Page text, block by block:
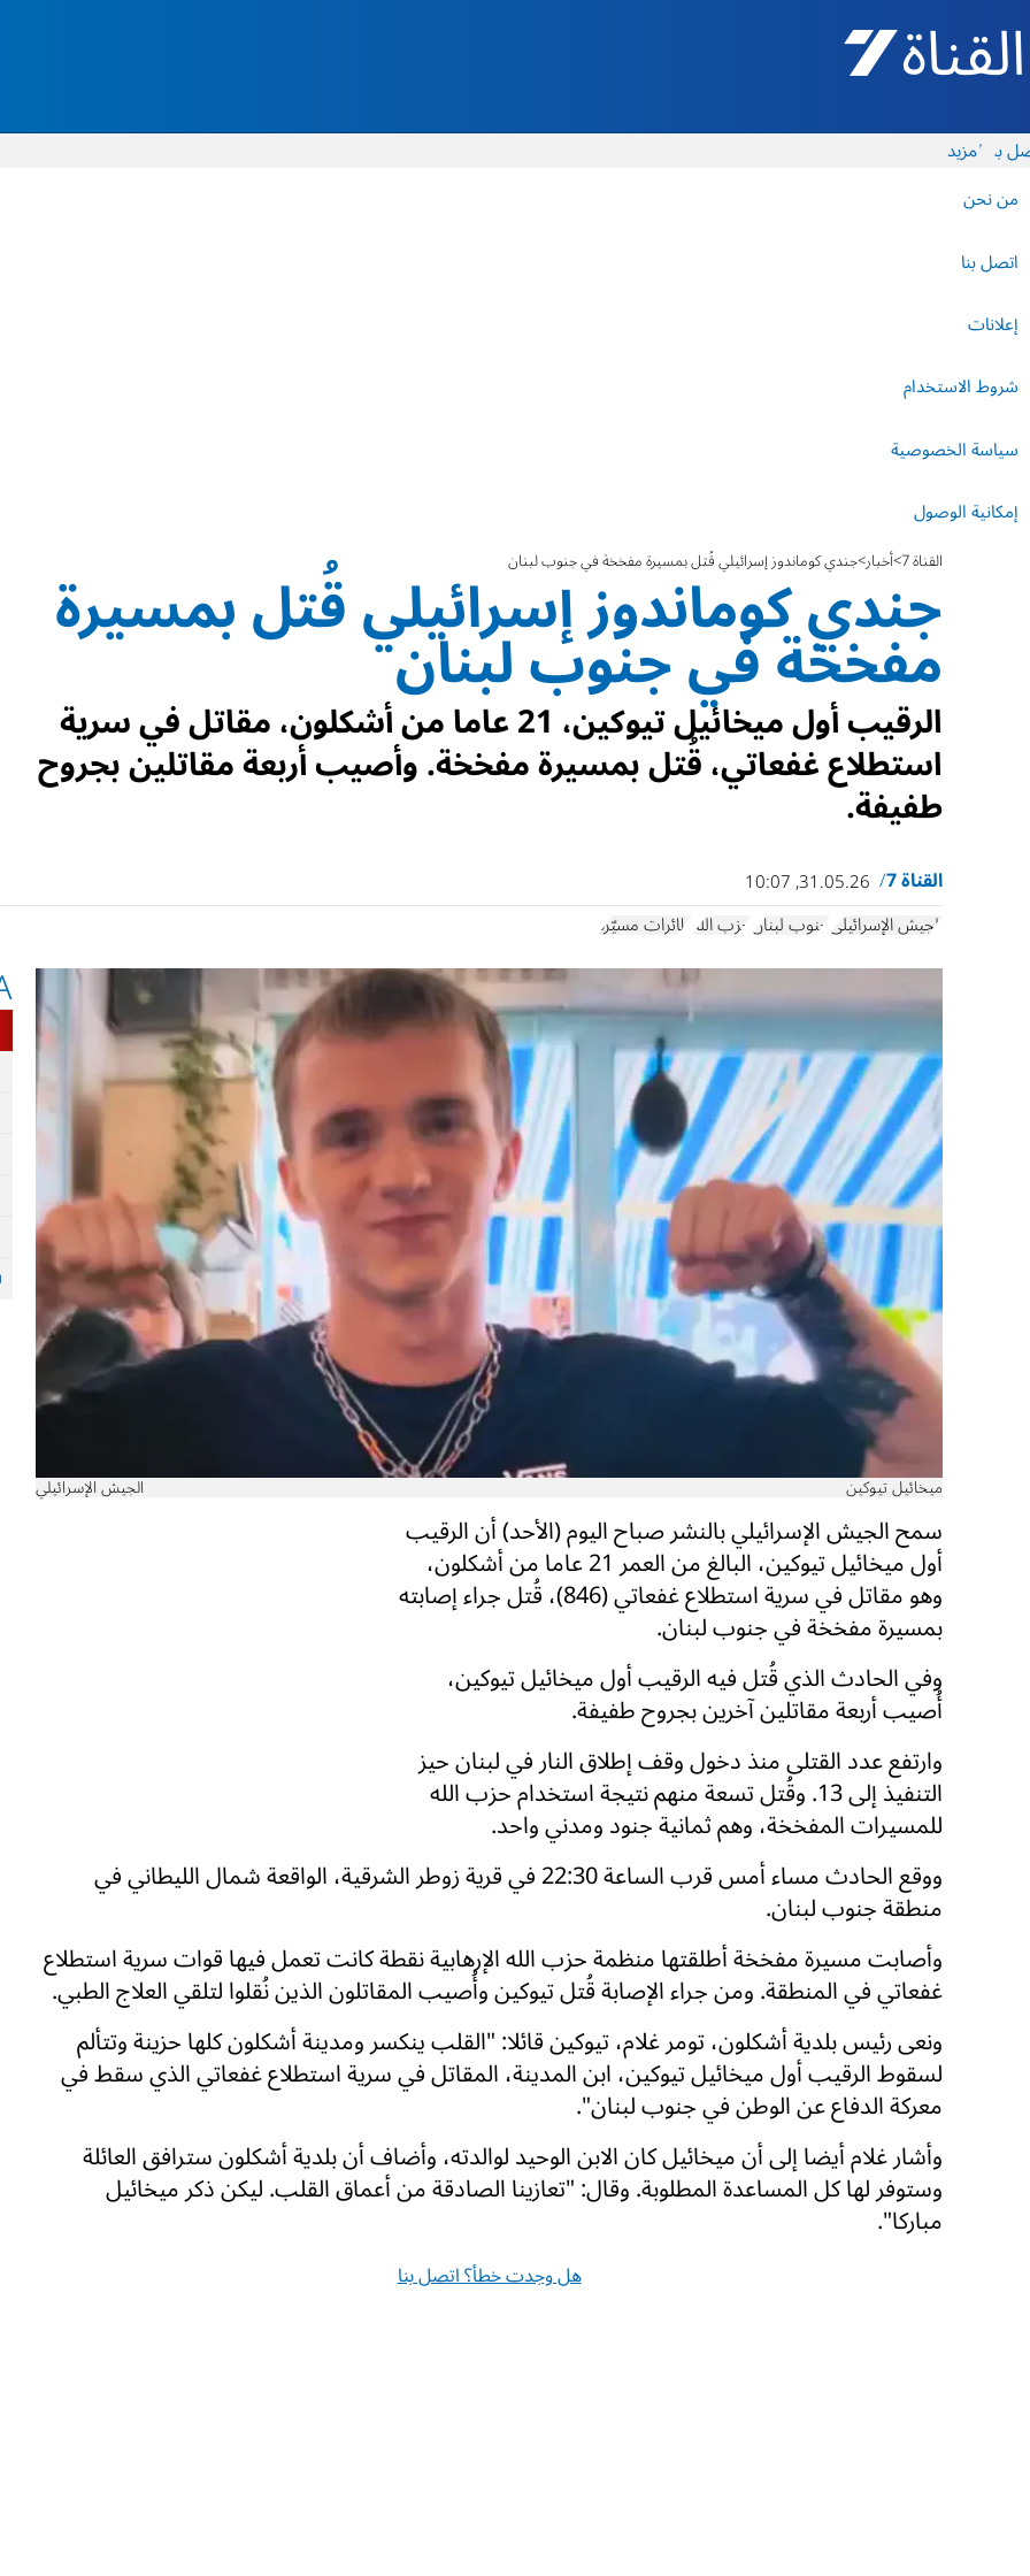
القناة 7 - أروتس شيفع
بنا
من نحن
اتصل بنا
إعلانات
شروط الاستخدام
سياسة الخصوصية
إمكانية الوصول
المزيد
القناة 7 أخبار جندي كوماندوز إسرائيلي قُتل بمسيرة مفخخة في جنوب لبنان
جندي كوماندوز إسرائيلي قُتل بمسيرة
مفخخة في جنوب لبنانالرقيب أول ميخائيل تيوكين، 21 عاما من أشكلون، مقاتل في سرية
استطلاع غفعاتي، قُتل بمسيرة مفخخة. وأصيب أربعة مقاتلين بجروح
طفيفة.
القناة 7
31.05.26, 10:07
الجيش الإسرائيلي جنوب لبنان حزب الله طائرات مسيّرة
ميخائيل تيوكين الجيش الإسرائيلي
سمح الجيش الإسرائيلي بالنشر صباح اليوم (الأحد) أن الرقيب
أول ميخائيل تيوكين، البالغ من العمر 21 عاما من أشكلون،
وهو مقاتل في سرية استطلاع غفعاتي (846)، قُتل جراء إصابته
بمسيرة مفخخة في جنوب لبنان.
وفي الحادث الذي قُتل فيه الرقيب أول ميخائيل تيوكين،
أُصيب أربعة مقاتلين آخرين بجروح طفيفة.
وارتفع عدد القتلى منذ دخول وقف إطلاق النار في لبنان حيز
التنفيذ إلى 13. وقُتل تسعة منهم نتيجة استخدام حزب الله
للمسيرات المفخخة، وهم ثمانية جنود ومدني واحد.
ووقع الحادث مساء أمس قرب الساعة 22:30 في قرية زوطر الشرقية، الواقعة شمال الليطاني في
منطقة جنوب لبنان.
وأصابت مسيرة مفخخة أطلقتها منظمة حزب الله الإرهابية نقطة كانت تعمل فيها قوات سرية استطلاع
غفعاتي في المنطقة. ومن جراء الإصابة قُتل تيوكين وأُصيب المقاتلون الذين نُقلوا لتلقي العلاج الطبي.
ونعى رئيس بلدية أشكلون، تومر غلام، تيوكين قائلا: "القلب ينكسر ومدينة أشكلون كلها حزينة وتتألم
لسقوط الرقيب أول ميخائيل تيوكين، ابن المدينة، المقاتل في سرية استطلاع غفعاتي الذي سقط في
معركة الدفاع عن الوطن في جنوب لبنان".
وأشار غلام أيضا إلى أن ميخائيل كان الابن الوحيد لوالدته، وأضاف أن بلدية أشكلون سترافق العائلة
وستوفر لها كل المساعدة المطلوبة. وقال: "تعازينا الصادقة من أعماق القلب. ليكن ذكر ميخائيل
مباركا".
هل وجدت خطأ؟ اتصل بنا